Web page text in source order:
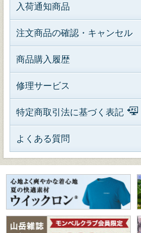
入荷通知商品
注文商品の確認・キャンセル
商品購入履歴
修理サービス
特定商取引法に基づく表記
よくある質問